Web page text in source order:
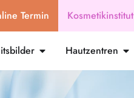
Termin Kosmetikinstitut
Hautzentren